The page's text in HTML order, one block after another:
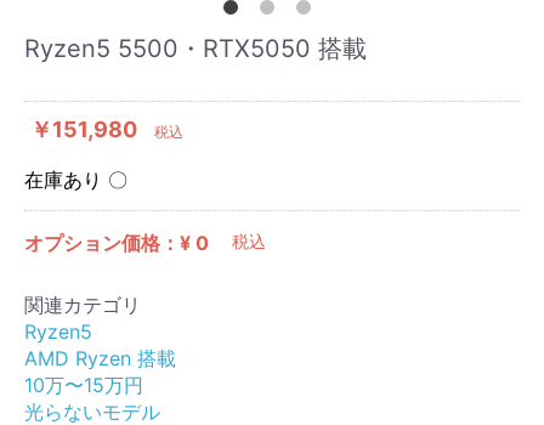
Ryzen5 5500・RTX5050 搭載
￥151,980 税込
在庫あり 〇
オプション価格：¥ 0 税込
関連カテゴリ
Ryzen5
AMD Ryzen 搭載
10万〜15万円
光らないモデル